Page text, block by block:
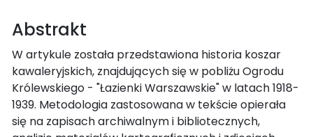
Abstrakt
W artykule została przedstawiona historia koszar
kawaleryjskich, znajdujących się w pobliżu Ogrodu
Królewskiego - "Łazienki Warszawskie" w latach 1918-
1939. Metodologia zastosowana w tekście opierała
się na zapisach archiwalnym i bibliotecznych,